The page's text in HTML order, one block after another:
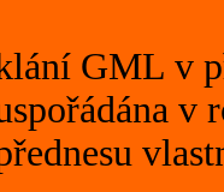
GML v
v